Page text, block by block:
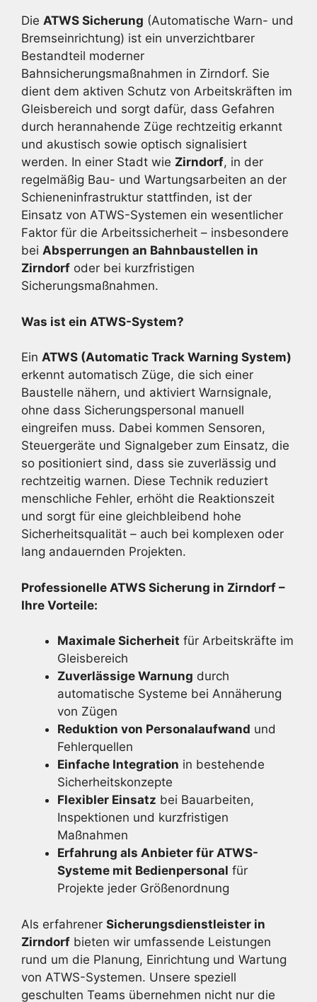
Die ATWS Sicherung (Automatische Warn- und
Bremseinrichtung) ist ein unverzichtbarer
Bestandteil moderner
Bahnsicherungsmaßnahmen in Zirndorf. Sie
dient dem aktiven Schutz von Arbeitskräften im
Gleisbereich und sorgt dafür, dass Gefahren
durch herannahende Züge rechtzeitig erkannt
und akustisch sowie optisch signalisiert
werden. In einer Stadt wie Zirndorf, in der
regelmäßig Bau- und Wartungsarbeiten an der
Schieneninfrastruktur stattfinden, ist der
Einsatz von ATWS-Systemen ein wesentlicher
Faktor für die Arbeitssicherheit – insbesondere
bei Absperrungen an Bahnbaustellen in
Zirndorf oder bei kurzfristigen
Sicherungsmaßnahmen.
Was ist ein ATWS-System?
Ein ATWS (Automatic Track Warning System)
erkennt automatisch Züge, die sich einer
Baustelle nähern, und aktiviert Warnsignale,
ohne dass Sicherungspersonal manuell
eingreifen muss. Dabei kommen Sensoren,
Steuergeräte und Signalgeber zum Einsatz, die
so positioniert sind, dass sie zuverlässig und
rechtzeitig warnen. Diese Technik reduziert
menschliche Fehler, erhöht die Reaktionszeit
und sorgt für eine gleichbleibend hohe
Sicherheitsqualität – auch bei komplexen oder
lang andauernden Projekten.
Professionelle ATWS Sicherung in Zirndorf –
Ihre Vorteile:
Maximale Sicherheit für Arbeitskräfte im
Gleisbereich
Zuverlässige Warnung durch
automatische Systeme bei Annäherung
von Zügen
Reduktion von Personalaufwand und
Fehlerquellen
Einfache Integration in bestehende
Sicherheitskonzepte
Flexibler Einsatz bei Bauarbeiten,
Inspektionen und kurzfristigen
Maßnahmen
Erfahrung als Anbieter für ATWS-
Systeme mit Bedienpersonal für
Projekte jeder Größenordnung
Als erfahrener Sicherungsdienstleister in
Zirndorf bieten wir umfassende Leistungen
rund um die Planung, Einrichtung und Wartung
von ATWS-Systemen. Unsere speziell
geschulten Teams übernehmen nicht nur die